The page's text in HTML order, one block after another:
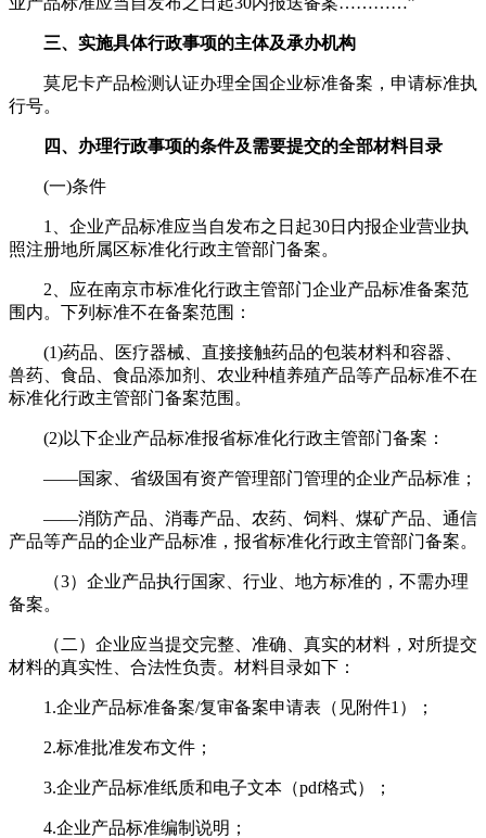
三、实施具体行政事项的主体及承办机构
莫尼卡产品检测认证办理全国企业标准备案，申请标准执
行号。
四、办理行政事项的条件及需要提交的全部材料目录
(一)条件
1、企业产品标准应当自发布之日起30日内报企业营业执
照注册地所属区标准化行政主管部门备案。
2、应在南京市标准化行政主管部门企业产品标准备案范
围内。下列标准不在备案范围：
(1)药品、医疗器械、直接接触药品的包装材料和容器、
兽药、食品、食品添加剂、农业种植养殖产品等产品标准不在
标准化行政主管部门备案范围。
(2)以下企业产品标准报省标准化行政主管部门备案：
——国家、省级国有资产管理部门管理的企业产品标准；
——消防产品、消毒产品、农药、饲料、煤矿产品、通信
产品等产品的企业产品标准，报省标准化行政主管部门备案。
（3）企业产品执行国家、行业、地方标准的，不需办理
备案。
（二）企业应当提交完整、准确、真实的材料，对所提交
材料的真实性、合法性负责。材料目录如下：
1.企业产品标准备案/复审备案申请表（见附件1）；
2.标准批准发布文件；
3.企业产品标准纸质和电子文本（pdf格式）；
4.企业产品标准编制说明；